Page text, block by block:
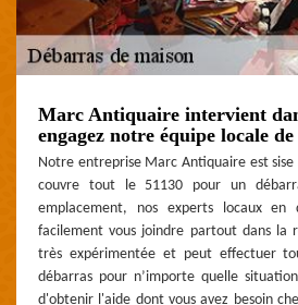
Marc Antiquaire intervient
engagez notre équipe locale
Notre entreprise Marc Antiquaire est sise
couvre tout le 51130 pour un
emplacement, nos experts locaux en
facilement vous joindre partout dans la
très expérimentée et peut effectuer
débarras pour n’importe quelle
d'obtenir l'aide dont vous avez besoin